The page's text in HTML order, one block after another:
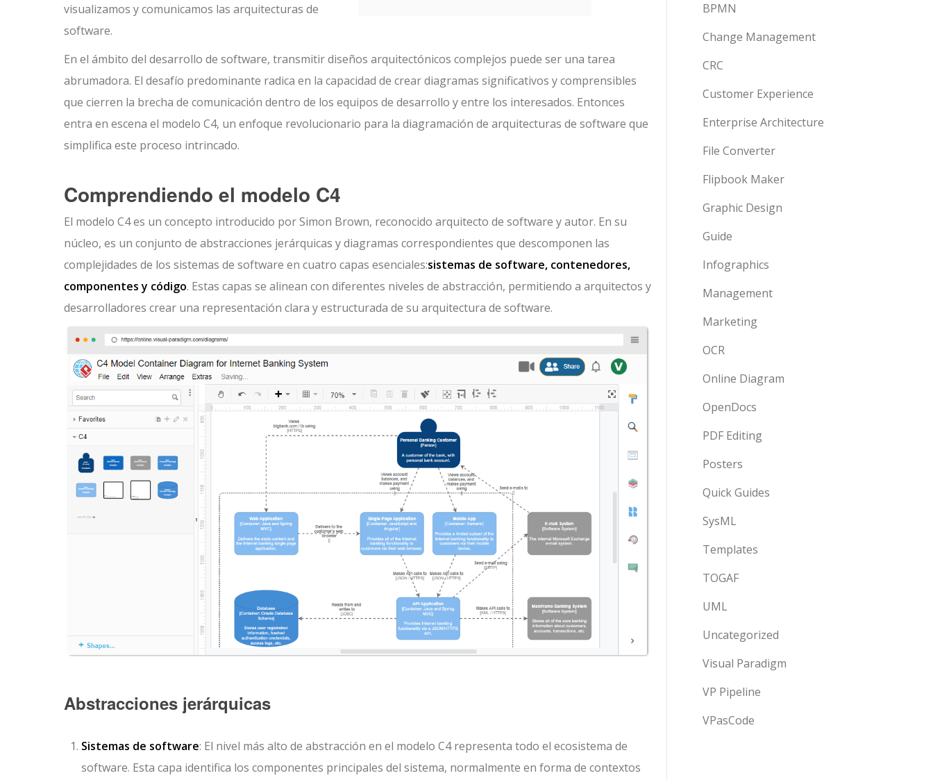
visualizamos y comunicamos las arquitecturas de
software.
En el ámbito del desarrollo de software, transmitir diseños arquitectónicos complejos puede ser una tarea
abrumadora. El desafío predominante radica en la capacidad de crear diagramas significativos y comprensibles
que cierren la brecha de comunicación dentro de los equipos de desarrollo y entre los interesados. Entonces
entra en escena el modelo C4, un enfoque revolucionario para la diagramación de arquitecturas de software que
simplifica este proceso intrincado.
Comprendiendo el modelo C4
El modelo C4 es un concepto introducido por Simon Brown, reconocido arquitecto de software y autor. En su
núcleo, es un conjunto de abstracciones jerárquicas y diagramas correspondientes que descomponen las
complejidades de los sistemas de software en cuatro capas esenciales:sistemas de software, contenedores,
componentes y código. Estas capas se alinean con diferentes niveles de abstracción, permitiendo a arquitectos y
desarrolladores crear una representación clara y estructurada de su arquitectura de software.
Abstracciones jerárquicas
Sistemas de software: El nivel más alto de abstracción en el modelo C4 representa todo el ecosistema de
software. Esta capa identifica los componentes principales del sistema, normalmente en forma de contextos
BPMN
Change Management
CRC
Customer Experience
Enterprise Architecture
File Converter
Flipbook Maker
Graphic Design
Guide
Infographics
Management
Marketing
OCR
Online Diagram
OpenDocs
PDF Editing
Posters
Quick Guides
SysML
Templates
TOGAF
UML
Uncategorized
Visual Paradigm
VP Pipeline
VPasCode